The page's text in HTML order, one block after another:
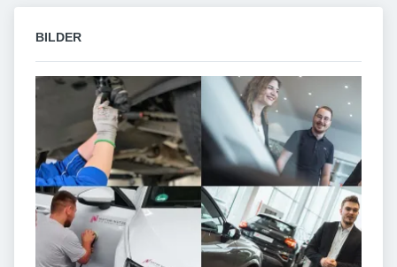
BILDER